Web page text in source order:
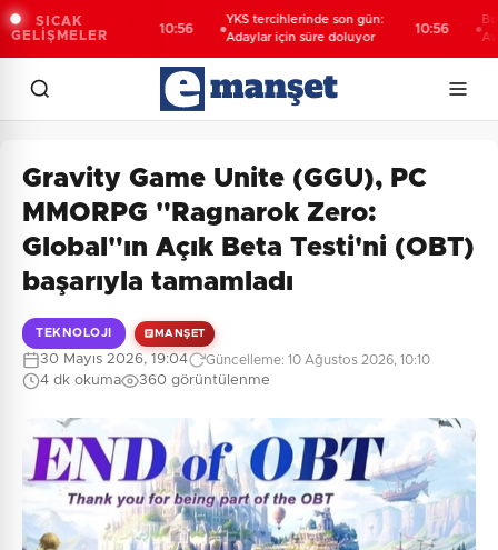
SICAK
GELİŞMELER
son gün:
süre doluyor
YKS tercihlerinde son gün:
Adaylar için süre doluyor
Avrupa
Gravity Game Unite (GGU), PC
MMORPG "Ragnarok Zero:
Global"ın Açık Beta Testi'ni (OBT)
başarıyla tamamladı
TEKNOLOJI MANŞET
30 Mayıs 2026, 19:04 Güncelleme: 10 Ağustos 2026, 10:10
4 dk okuma 360 görüntülenme